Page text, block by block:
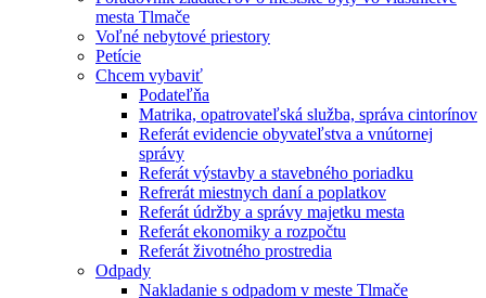
mesta Tlmače
Voľné nebytové priestory
Petície
Chcem vybaviť
Podateľňa
Matrika, opatrovateľská služba, správa cintorínov
Referát evidencie obyvateľstva a vnútornej
správy
Referát výstavby a stavebného poriadku
Refrerát miestnych daní a poplatkov
Referát údržby a správy majetku mesta
Referát ekonomiky a rozpočtu
Referát životného prostredia
Odpady
Nakladanie s odpadom v meste Tlmače